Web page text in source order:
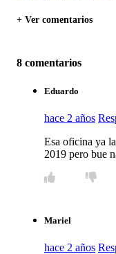
+ Ver comentarios
8 comentarios
Eduardo
hace 2 años
Esa oficina ya
2019 pero bue
Mariel
hace 2 años